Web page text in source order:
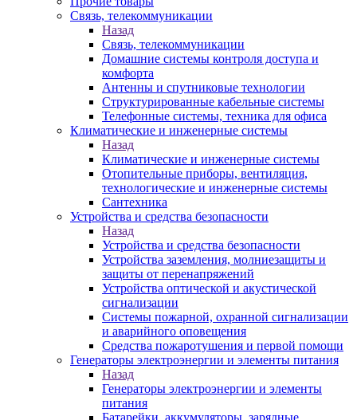
Связь, телекоммуникации
Назад
Связь, телекоммуникации
Домашние системы контроля доступа и
комфорта
Антенны и спутниковые технологии
Структурированные кабельные системы
Телефонные системы, техника для офиса
Климатические и инженерные системы
Назад
Климатические и инженерные системы
Отопительные приборы, вентиляция,
технологические и инженерные системы
Сантехника
Устройства и средства безопасности
Назад
Устройства и средства безопасности
Устройства заземления, молниезащиты и
защиты от перенапряжений
Устройства оптической и акустической
сигнализации
Системы пожарной, охранной сигнализации
и аварийного оповещения
Средства пожаротушения и первой помощи
Генераторы электроэнергии и элементы питания
Назад
Генераторы электроэнергии и элементы
питания
Батарейки, аккумуляторы, зарядные